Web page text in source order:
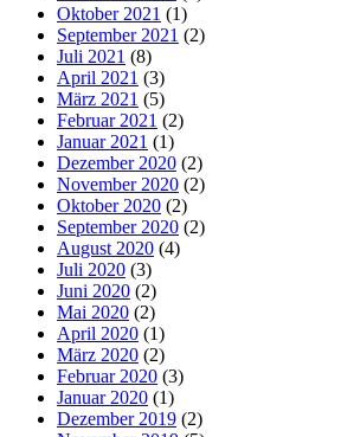
Oktober 2021 (1)
September 2021 (2)
Juli 2021 (8)
April 2021 (3)
März 2021 (5)
Februar 2021 (2)
Januar 2021 (1)
Dezember 2020 (2)
November 2020 (2)
Oktober 2020 (2)
September 2020 (2)
August 2020 (4)
Juli 2020 (3)
Juni 2020 (2)
Mai 2020 (2)
April 2020 (1)
März 2020 (2)
Februar 2020 (3)
Januar 2020 (1)
Dezember 2019 (2)